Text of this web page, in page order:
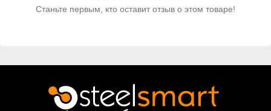
Станьте первым, кто оставит отзыв о этом товаре!